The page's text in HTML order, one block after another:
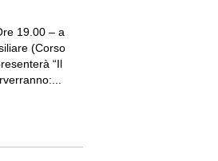
19.00 – a
(Corso
“Il